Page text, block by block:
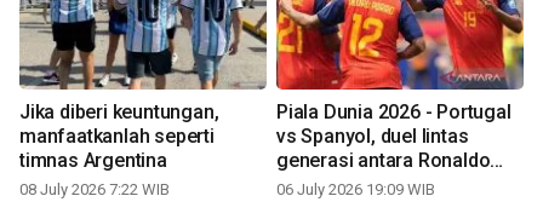
Jika diberi keuntungan,
manfaatkanlah seperti
timnas Argentina
08 July 2026 7:22 WIB
Piala Dunia 2026 - Portugal
vs Spanyol, duel lintas
generasi antara Ronaldo
dan Yamal
06 July 2026 19:09 WIB